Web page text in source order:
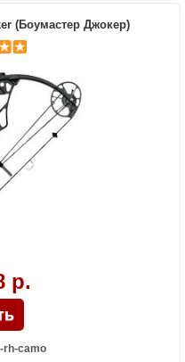
прицел ТР1550,
полочка TP813, пип-сайт на
стрел Bowmaster Patriot
3", крага
- алюминий 6061-Т6, блоки -
7075-Т6, тетива - нить BCY-X
охота
(Боумастер Джокер)
р.
rh-camo